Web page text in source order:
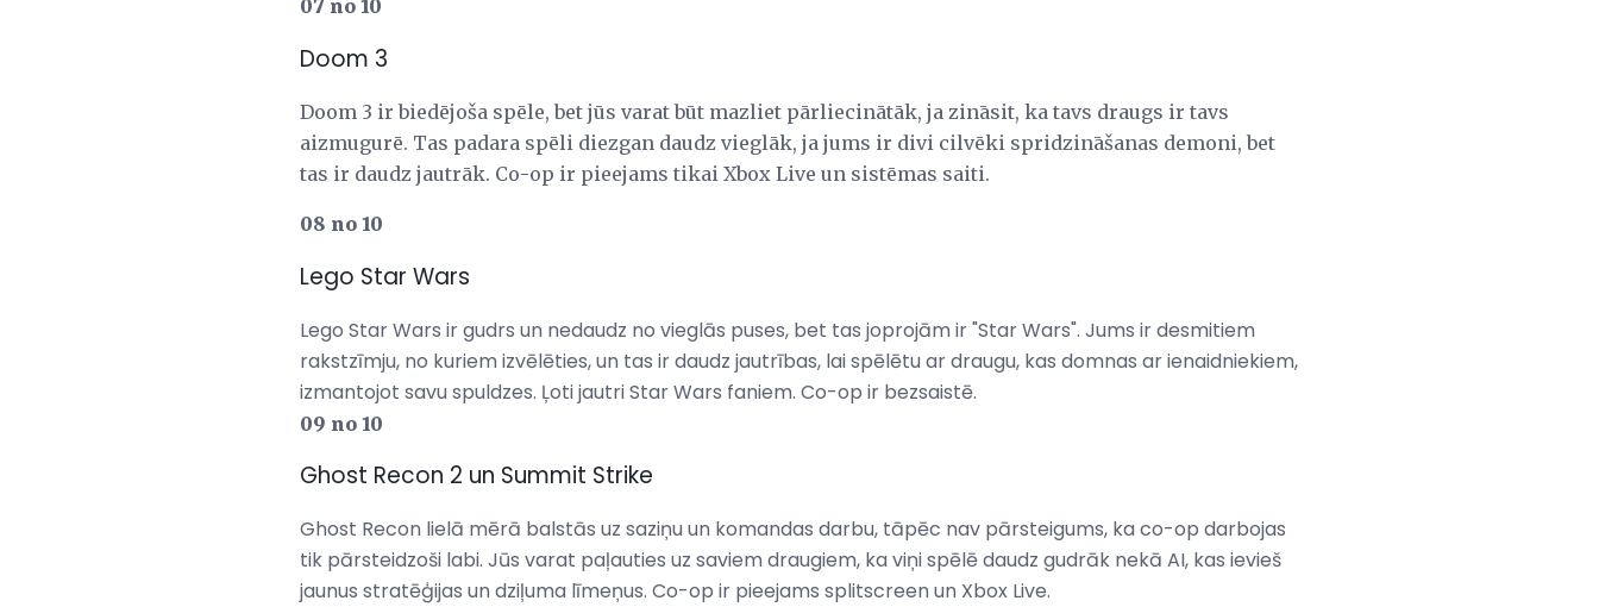
07 no 10
Doom 3
Doom 3 ir biedējoša spēle, bet jūs varat būt mazliet pārliecinātāk, ja zināsit, ka tavs draugs ir tavs
aizmugurē. Tas padara spēli diezgan daudz vieglāk, ja jums ir divi cilvēki spridzināšanas demoni, bet
tas ir daudz jautrāk. Co-op ir pieejams tikai Xbox Live un sistēmas saiti.
08 no 10
Lego Star Wars
Lego Star Wars ir gudrs un nedaudz no vieglās puses, bet tas joprojām ir "Star Wars". Jums ir desmitiem
rakstzīmju, no kuriem izvēlēties, un tas ir daudz jautrības, lai spēlētu ar draugu, kas domnas ar ienaidniekiem,
izmantojot savu spuldzes. Ļoti jautri Star Wars faniem. Co-op ir bezsaistē.
09 no 10
Ghost Recon 2 un Summit Strike
Ghost Recon lielā mērā balstās uz saziņu un komandas darbu, tāpēc nav pārsteigums, ka co-op darbojas
tik pārsteidzoši labi. Jūs varat paļauties uz saviem draugiem, ka viņi spēlē daudz gudrāk nekā AI, kas ievieš
jaunus stratēģijas un dziļuma līmeņus. Co-op ir pieejams splitscreen un Xbox Live.